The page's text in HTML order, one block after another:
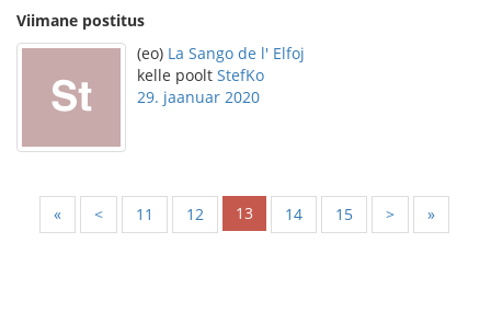
Viimane postitus
(eo) La Sango de l' Elfoj
kelle poolt StefKo
29. jaanuar 2020
« < 11 12 13 14 15 > »